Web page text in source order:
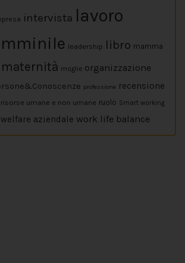
intervista lavoro
leadership libro mamma
maternità moglie organizzazione
professione recensione
risorse umane e non umane ruolo Smart working
welfare aziendale work life balance